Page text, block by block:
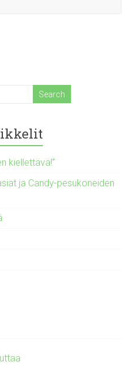
kiellettävä!”
ja Candy-pesukoneiden